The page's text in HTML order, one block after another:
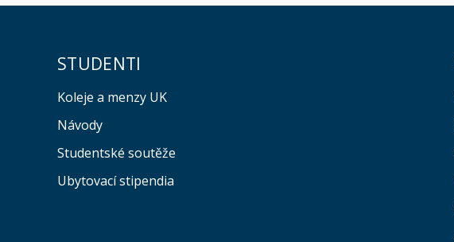
STUDENTI
Koleje a menzy UK
Návody
Studentské soutěže
Ubytovací stipendia